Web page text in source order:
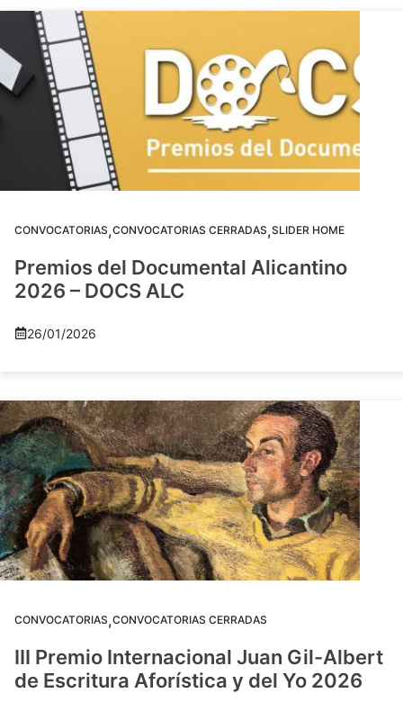
CONVOCATORIAS,CONVOCATORIAS CERRADAS,SLIDER HOME
Premios del Documental Alicantino
2026 – DOCS ALC
26/01/2026
CONVOCATORIAS,CONVOCATORIAS CERRADAS
III Premio Internacional Juan Gil-Albert
de Escritura Aforística y del Yo 2026